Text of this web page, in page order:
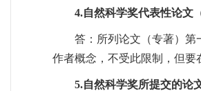
4.自然科学奖代表性论文
答：所列论文（专著）第
作者概念，不受此限制，但要
5.自然科学奖所提交的论